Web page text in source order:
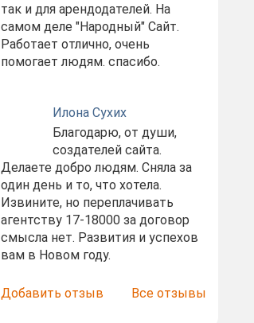
так и для арендодателей. На
самом деле "Народный" Сайт.
Работает отлично, очень
помогает людям. спасибо.
Илона Сухих
Благодарю, от души,
создателей сайта.
Делаете добро людям. Сняла за
один день и то, что хотела.
Извините, но переплачивать
агентству 17-18000 за договор
смысла нет. Развития и успехов
вам в Новом году.
Добавить отзыв Все отзывы